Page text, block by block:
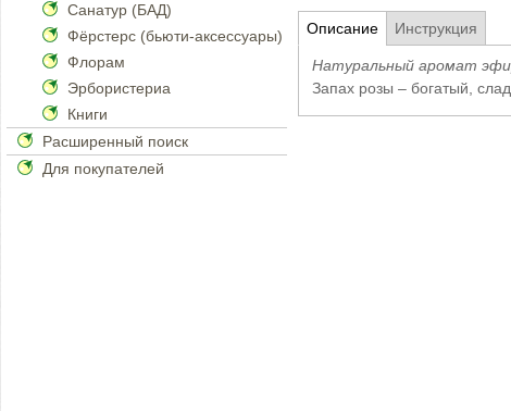
Описание Инструкция
Натуральный аромат
Запах розы – богатый,
Санатур (БАД)
Фёрстерс (бьюти-аксессуары)
Флорам
Эрбористериа
Книги
Расширенный поиск
Для покупателей